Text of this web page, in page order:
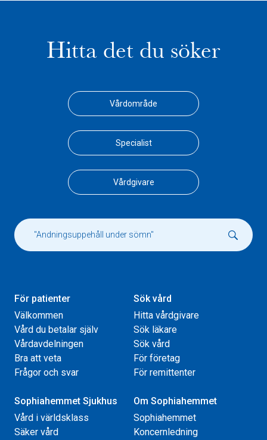
Hitta det du söker
Vårdområde
Specialist
Vårdgivare
För patienter
Välkommen
Vård du betalar själv
Vårdavdelningen
Bra att veta
Frågor och svar
Sök vård
Hitta vårdgivare
Sök läkare
Sök vård
För företag
För remittenter
Sophiahemmet Sjukhus
Vård i världsklass
Säker vård
Om Sophiahemmet
Sophiahemmet
Koncernledning